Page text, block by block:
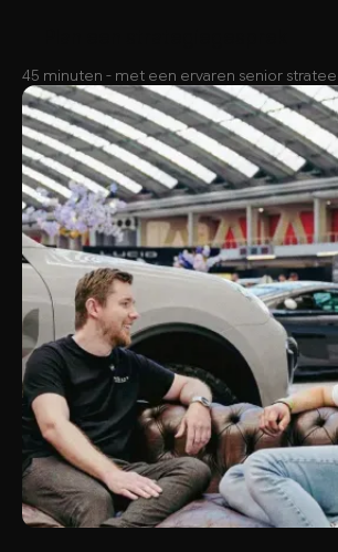
45 minuten - met een ervaren senior